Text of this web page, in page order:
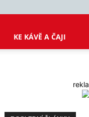
KE KÁVĚ A ČAJI